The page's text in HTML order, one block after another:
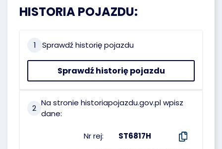
HISTORIA POJAZDU:
1 Sprawdź historię pojazdu
Sprawdź historię pojazdu
2
Na stronie historiapojazdu.gov.pl wpisz
dane:
Nr rej:
ST6817H